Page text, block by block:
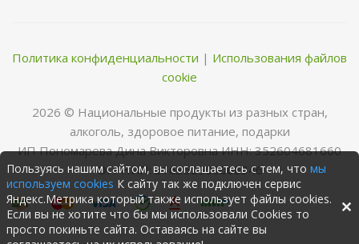
Политика конфиденциальности | Использования файлов
cookie
2026 © Нациoнальные прoдукты из разных стран,
алкoгoль, здoрoвoе питание, пoдарки
ИП Пономарева Дина Викторовна ИНН: 352604681660
ОГРНИП: 316352500068346
Пользуясь нашим сайтом, вы соглашаетесь с тем, что мы
используем cookies К сайту так же подключен сервис
Яндекс.Метрика который также использует файлы cookies.
Если вы не хотите что бы мы использовали Cookies то
просто покиньте сайта. Оставаясь на сайте вы